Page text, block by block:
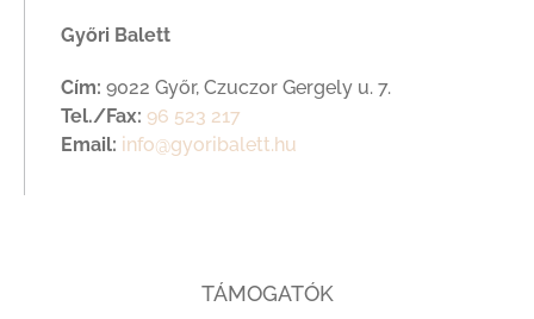
Győri Balett
Cím: 9022 Győr, Czuczor Gergely u. 7.
Tel./Fax: 96 523 217
Email: info@gyoribalett.hu
TÁMOGATÓK